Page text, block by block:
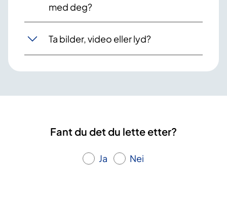
med deg?
Ta bilder, video eller lyd?
Fant du det du lette etter?
Ja Nei